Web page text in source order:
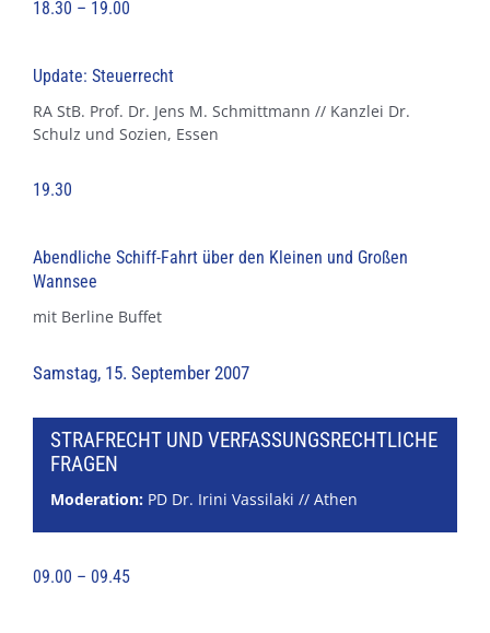
18.30 – 19.00
Update: Steuerrecht
RA StB. Prof. Dr. Jens M. Schmittmann // Kanzlei Dr.
Schulz und Sozien, Essen
19.30
Abendliche Schiff-Fahrt über den Kleinen und Großen
Wannsee
mit Berline Buffet
Samstag, 15. September 2007
STRAFRECHT UND VERFASSUNGSRECHTLICHE
FRAGEN
Moderation:PD Dr. Irini Vassilaki // Athen
09.00 – 09.45